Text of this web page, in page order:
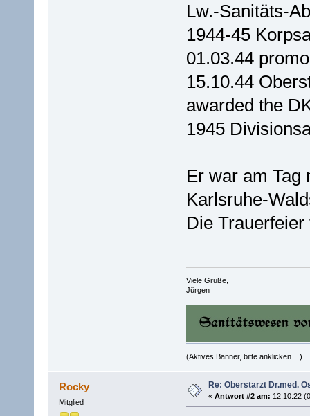
Lw.-Sanitäts-
1944-45
01.03.44
15.10.44
awarded the
1945
Er war am Tag
Karlsruhe-
Die
Viele Grüße,
Jürgen
(Aktives Banner, bitte anklicken ...)
Rocky
Mitglied
Re: Oberstarzt Dr.med.
« Antwort #2 am: 12.10.22